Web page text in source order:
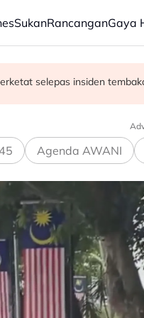
SukanRancanganGaya
audio siar sentuh isu
selepas insiden
Agenda AWANI